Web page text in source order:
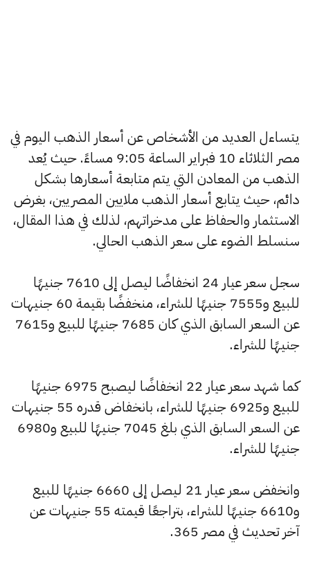
يتساءل العديد من الأشخاص عن أسعار الذهب اليوم في
مصر الثلاثاء 10 فبراير الساعة 9:05 مساءً. حيث يُعد
الذهب من المعادن التي يتم متابعة أسعارها بشكل
دائم، حيث يتابع أسعار الذهب ملايين المصريين، بغرض
الاستثمار والحفاظ على مدخراتهم، لذلك في هذا المقال،
سنسلط الضوء على سعر الذهب الحالي.
سجل سعر عيار 24 انخفاضًا ليصل إلى 7610 جنيهًا
للبيع و7555 جنيهًا للشراء، منخفضًا بقيمة 60 جنيهات
عن السعر السابق الذي كان 7685 جنيهًا للبيع و7615
جنيهًا للشراء.
كما شهد سعر عيار 22 انخفاضًا ليصبح 6975 جنيهًا
للبيع و6925 جنيهًا للشراء، بانخفاض قدره 55 جنيهات
عن السعر السابق الذي بلغ 7045 جنيهًا للبيع و6980
جنيهًا للشراء.
وانخفض سعر عيار 21 ليصل إلى 6660 جنيهًا للبيع
و6610 جنيهًا للشراء، بتراجعًا قيمته 55 جنيهات عن
آخر تحديث في مصر 365.